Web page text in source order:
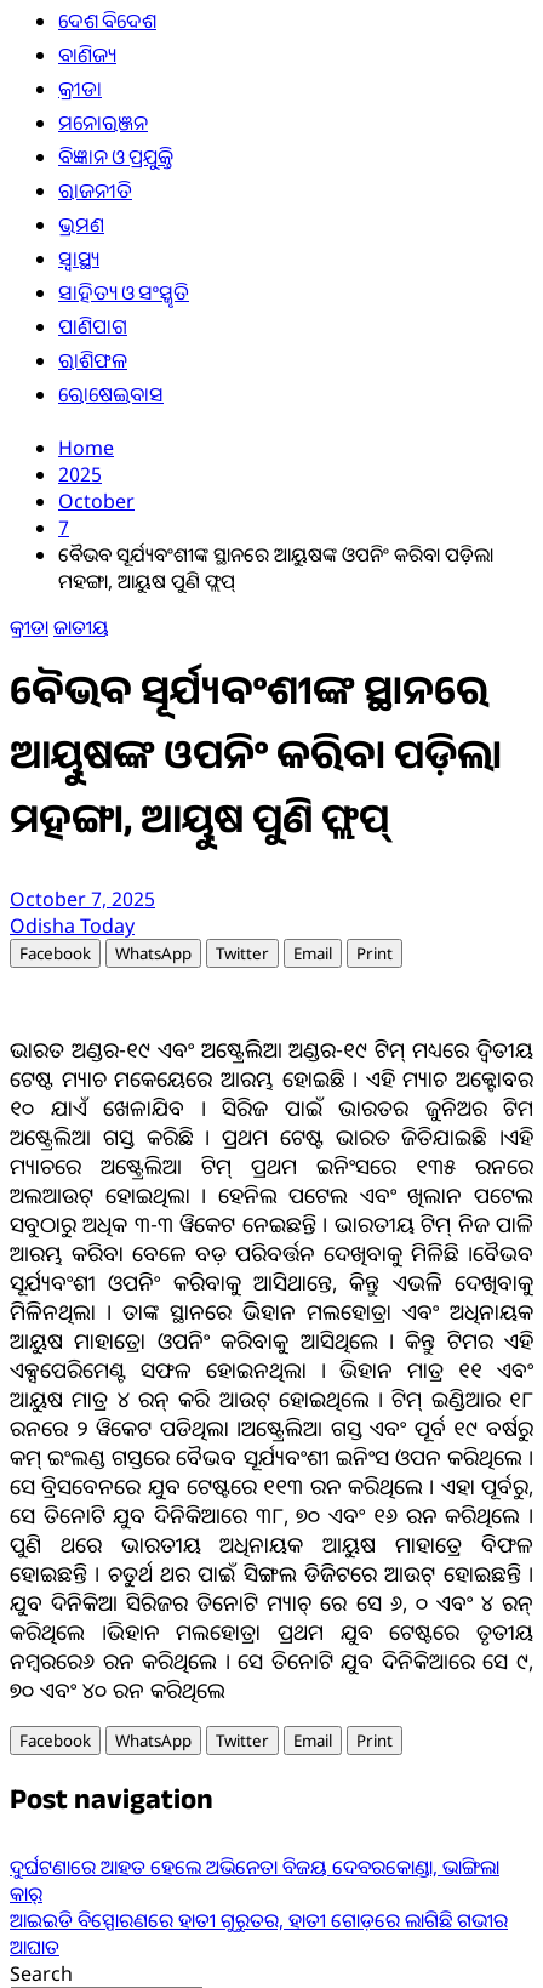
ଦେଶ ବିଦେଶ
ବାଣିଜ୍ୟ
କ୍ରୀଡା
ମନୋରଞ୍ଜନ
ବିଜ୍ଞାନ ଓ ପ୍ରଯୁକ୍ତି
ରାଜନୀତି
ଭ୍ରମଣ
ସ୍ୱାସ୍ଥ୍ୟ
ସାହିତ୍ୟ ଓ ସଂସ୍କୃତି
ପାଣିପାଗ
ରାଶିଫଳ
ରୋଷେଇବାସ
Home
2025
October
7
ବୈଭବ ସୂର୍ଯ୍ୟବଂଶୀଙ୍କ ସ୍ଥାନରେ ଆୟୁଷଙ୍କ ଓପନିଂ କରିବା ପଡ଼ିଲା
ମହଙ୍ଗା, ଆୟୁଷ ପୁଣି ଫ୍ଲପ୍
କ୍ରୀଡାଜାତୀୟ
ବୈଭବ ସୂର୍ଯ୍ୟବଂଶୀଙ୍କ ସ୍ଥାନରେ
ଆୟୁଷଙ୍କ ଓପନିଂ କରିବା ପଡ଼ିଲା
ମହଙ୍ଗା, ଆୟୁଷ ପୁଣି ଫ୍ଲପ୍
October 7, 2025
Odisha Today
Facebook WhatsApp Twitter Email Print
ଭାରତ ଅଣ୍ଡର-୧୯ ଏବଂ ଅଷ୍ଟ୍ରେଲିଆ ଅଣ୍ଡର-୧୯ ଟିମ୍ ମଧ୍ୟରେ ଦ୍ବିତୀୟ
ଟେଷ୍ଟ ମ୍ୟାଚ ମକେୟେରେ ଆରମ୍ଭ ହୋଇଛି । ଏହି ମ୍ୟାଚ ଅକ୍ଟୋବର
୧୦ ଯାଏଁ ଖେଳାଯିବ । ସିରିଜ ପାଇଁ ଭାରତର ଜୁନିଅର ଟିମ
ଅଷ୍ଟ୍ରେଲିଆ ଗସ୍ତ କରିଛି । ପ୍ରଥମ ଟେଷ୍ଟ ଭାରତ ଜିତିଯାଇଛି ।ଏହି
ମ୍ୟାଚରେ ଅଷ୍ଟ୍ରେଲିଆ ଟିମ୍ ପ୍ରଥମ ଇନିଂସରେ ୧୩୫ ରନରେ
ଅଲଆଉଟ୍ ହୋଇଥିଲା । ହେନିଲ ପଟେଲ ଏବଂ ଖିଲାନ ପଟେଲ
ସବୁଠାରୁ ଅଧିକ ୩-୩ ୱିକେଟ ନେଇଛନ୍ତି । ଭାରତୀୟ ଟିମ୍ ନିଜ ପାଳି
ଆରମ୍ଭ କରିବା ବେଳେ ବଡ଼ ପରିବର୍ତ୍ତନ ଦେଖିବାକୁ ମିଳିଛି ।ବୈଭବ
ସୂର୍ଯ୍ୟବଂଶୀ ଓପନିଂ କରିବାକୁ ଆସିଥାନ୍ତେ, କିନ୍ତୁ ଏଭଳି ଦେଖିବାକୁ
ମିଳିନଥିଲା । ତାଙ୍କ ସ୍ଥାନରେ ଭିହାନ ମଲହୋତ୍ରା ଏବଂ ଅଧିନାୟକ
ଆୟୁଷ ମାହାତ୍ରୋ ଓପନିଂ କରିବାକୁ ଆସିଥିଲେ । କିନ୍ତୁ ଟିମର ଏହି
ଏକ୍ସପେରିମେଣ୍ଟ ସଫଳ ହୋଇନଥିଲା । ଭିହାନ ମାତ୍ର ୧୧ ଏବଂ
ଆୟୁଷ ମାତ୍ର ୪ ରନ୍ କରି ଆଉଟ୍ ହୋଇଥିଲେ । ଟିମ୍ ଇଣ୍ଡିଆର ୧୮
ରନରେ ୨ ୱିକେଟ ପଡିଥିଲା ।ଅଷ୍ଟ୍ରେଲିଆ ଗସ୍ତ ଏବଂ ପୂର୍ବ ୧୯ ବର୍ଷରୁ
କମ୍ ଇଂଲଣ୍ଡ ଗସ୍ତରେ ବୈଭବ ସୂର୍ଯ୍ୟବଂଶୀ ଇନିଂସ ଓପନ କରିଥିଲେ ।
ସେ ବ୍ରିସବେନରେ ଯୁବ ଟେଷ୍ଟରେ ୧୧୩ ରନ କରିଥିଲେ । ଏହା ପୂର୍ବରୁ,
ସେ ତିନୋଟି ଯୁବ ଦିନିକିଆରେ ୩୮, ୭୦ ଏବଂ ୧୬ ରନ କରିଥିଲେ ।
ପୁଣି ଥରେ ଭାରତୀୟ ଅଧିନାୟକ ଆୟୁଷ ମାହାତ୍ରେ ବିଫଳ
ହୋଇଛନ୍ତି । ଚତୁର୍ଥ ଥର ପାଇଁ ସିଙ୍ଗଲ ଡିଜିଟରେ ଆଉଟ୍ ହୋଇଛନ୍ତି ।
ଯୁବ ଦିନିକିଆ ସିରିଜର ତିନୋଟି ମ୍ୟାଚ୍ ରେ ସେ ୬, ୦ ଏବଂ ୪ ରନ୍
କରିଥିଲେ ।ଭିହାନ ମଲହୋତ୍ରା ପ୍ରଥମ ଯୁବ ଟେଷ୍ଟରେ ତୃତୀୟ
ନମ୍ବରରେ୬ ରନ କରିଥିଲେ । ସେ ତିନୋଟି ଯୁବ ଦିନିକିଆରେ ସେ ୯,
୭୦ ଏବଂ ୪୦ ରନ କରିଥିଲେ
Facebook WhatsApp Twitter Email Print
Post navigation
ଦୁର୍ଘଟଣାରେ ଆହତ ହେଲେ ଅଭିନେତା ବିଜୟ ଦେବରକୋଣ୍ଡା, ଭାଙ୍ଗିଲା
କାର୍
ଆଇଇଡି ବିସ୍ପୋରଣରେ ହାତୀ ଗୁରୁତର, ହାତୀ ଗୋଡ଼ରେ ଲାଗିଛି ଗଭୀର
ଆଘାତ
Search